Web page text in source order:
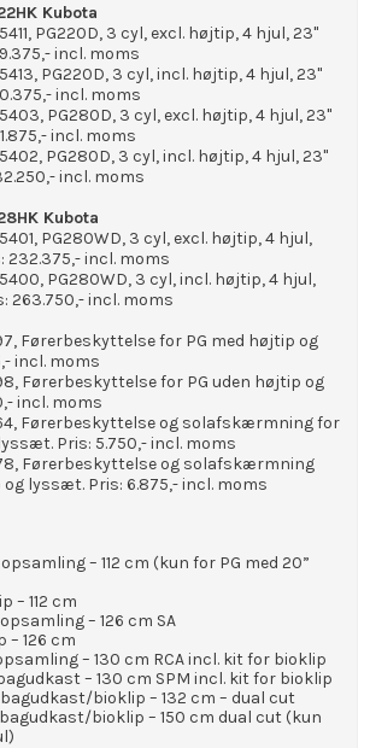
Kubota
PG220D, 3 cyl, excl. højtip, 4 hjul, 23"
incl. moms
PG220D, 3 cyl, incl. højtip, 4 hjul, 23"
incl. moms
PG280D, 3 cyl, excl. højtip, 4 hjul, 23"
incl. moms
PG280D, 3 cyl, incl. højtip, 4 hjul, 23"
incl. moms
Kubota
PG280WD, 3 cyl, excl. højtip, 4 hjul,
232.375,- incl. moms
PG280WD, 3 cyl, incl. højtip, 4 hjul,
263.750,- incl. moms
Førerbeskyttelse for PG med højtip og
incl. moms
Førerbeskyttelse for PG uden højtip og
incl. moms
Førerbeskyttelse og solafskærmning for
Pris: 5.750,- incl. moms
Førerbeskyttelse og solafskærmning
lyssæt. Pris: 6.875,- incl. moms
– 112 cm (kun for PG med 20”
– 112 cm
– 126 cm SA
– 126 cm
– 130 cm RCA incl. kit for bioklip
– 130 cm SPM incl. kit for bioklip
bioklip – 132 cm – dual cut
bioklip – 150 cm dual cut (kun